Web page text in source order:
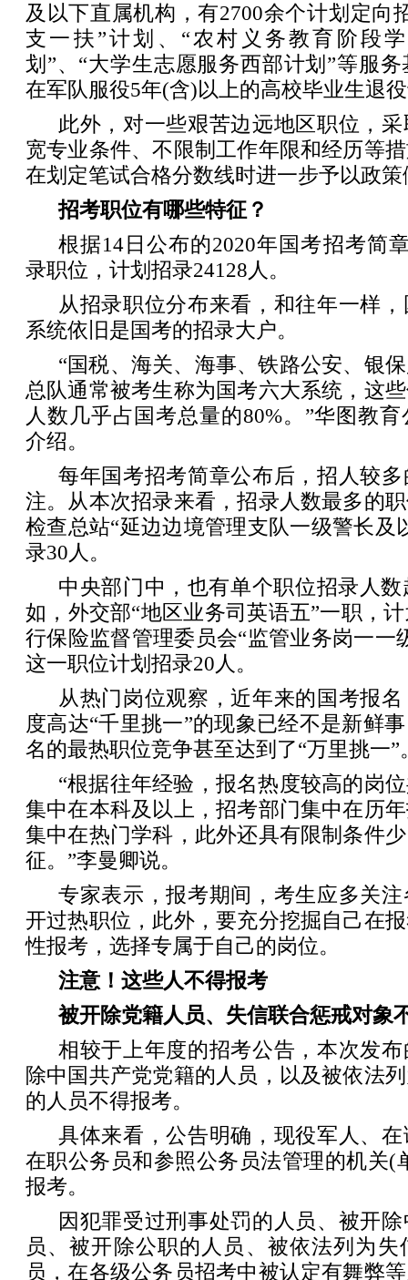
及以下直属机构，有2700余个计划定向
支一扶”计划、“农村义务教育阶段
划”、“大学生志愿服务西部计划”等服
在军队服役5年(含)以上的高校毕业生退
此外，对一些艰苦边远地区职位，
宽专业条件、不限制工作年限和经历等
在划定笔试合格分数线时进一步予以政策
招考职位有哪些特征？
根据14日公布的2020年国考招考简
录职位，计划招录24128人。
从招录职位分布来看，和往年一样
系统依旧是国考的招录大户。
“国税、海关、海事、铁路公安、银
总队通常被考生称为国考六大系统，这
人数几乎占国考总量的80%。”华图教
介绍。
每年国考招考简章公布后，招人较
注。从本次招录来看，招录人数最多的
检查总站“延边边境管理支队一级警长及
录30人。
中央部门中，也有单个职位招录人
如，外交部“地区业务司英语五”一职，
行保险监督管理委员会“监管业务岗一一
这一职位计划招录20人。
从热门岗位观察，近年来的国考报
度高达“千里挑一”的现象已经不是新鲜
名的最热职位竞争甚至达到了“万里挑一”
“根据往年经验，报名热度较高的岗
集中在本科及以上，招考部门集中在历
集中在热门学科，此外还具有限制条件
征。”李曼卿说。
专家表示，报考期间，考生应多关
开过热职位，此外，要充分挖掘自己在
性报考，选择专属于自己的岗位。
注意！这些人不得报考
被开除党籍人员、失信联合惩戒对象
相较于上年度的招考公告，本次发
除中国共产党党籍的人员，以及被依法
的人员不得报考。
具体来看，公告明确，现役军人、
在职公务员和参照公务员法管理的机关(
报考。
因犯罪受过刑事处罚的人员、被开
员、被开除公职的人员、被依法列为
员，在各级公务员招考中被认定有舞弊